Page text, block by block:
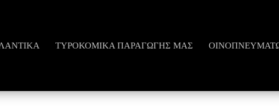
ΤΥΡΟΚΟΜΙΚΆ ΠΑΡΑΓΩΓΗΣ ΜΑΣ